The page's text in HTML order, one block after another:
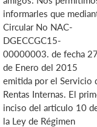
informarles que
Circular No NAC-
DGECCGC15-
00000003. de fecha
de Enero del 2015
emitida por el Servicio
Rentas Internas. El
inciso del articulo 10
la Ley de Régimen